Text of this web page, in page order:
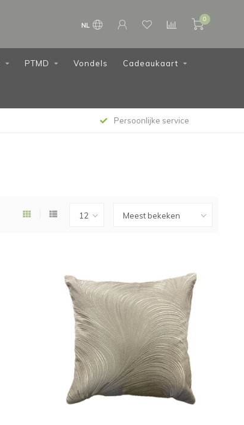
NL
0
PTMD Vondels Cadeaukaart
Persoonlijke service